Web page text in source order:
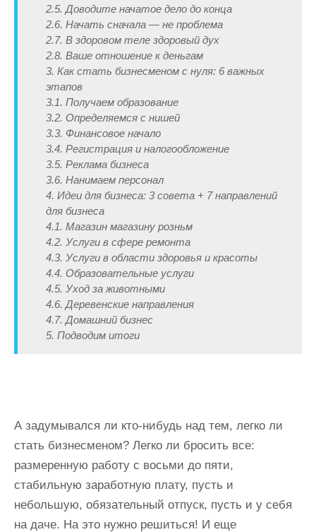
2.5. Доводите начатое дело до конца
2.6. Начать сначала — не проблема
2.7. В здоровом теле здоровый дух
2.8. Ваше отношение к деньгам
3. Как стать бизнесменом с нуля: 6 важных
этапов
3.1. Получаем образование
3.2. Определяемся с нишей
3.3. Финансовое начало
3.4. Регистрация и налогообложение
3.5. Реклама бизнеса
3.6. Нанимаем персонал
4. Идеи для бизнеса: 3 совета + 7 направлений
для бизнеса
4.1. Магазин магазину розньм
4.2. Услуги в сфере ремонта
4.3. Услуги в области здоровья и красоты
4.4. Образовательные услуги
4.5. Уход за животными
4.6. Деревенские направления
4.7. Домашний бизнес
5. Подводим итоги
А задумывался ли кто-нибудь над тем, легко ли
стать бизнесменом? Легко ли бросить все:
размеренную работу с восьми до пяти,
стабильную заработную плату, пусть и
небольшую, обязательный отпуск, пусть и у себя
на даче. На это нужно решиться! И еще